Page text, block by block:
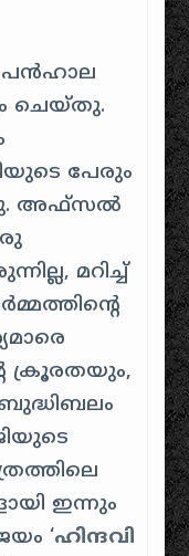
ചെയ്തു.
പേരും
അഫ്സൽ
മറിച്ച്
ക്രൂരതയും,
ഇന്നും
‘ഹിന്ദവി